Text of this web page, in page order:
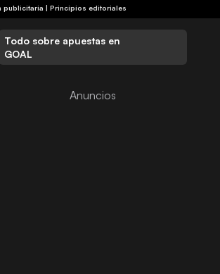
publicitaria | Principios editoriales
Todo sobre apuestas en
GOAL